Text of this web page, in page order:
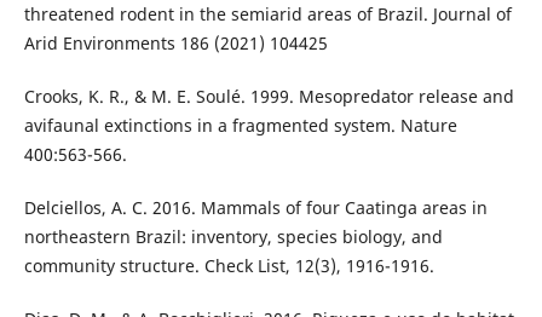
threatened rodent in the semiarid areas of Brazil. Journal of
Arid Environments 186 (2021) 104425
Crooks, K. R., & M. E. Soulé. 1999. Mesopredator release and
avifaunal extinctions in a fragmented system. Nature
400:563-566.
Delciellos, A. C. 2016. Mammals of four Caatinga areas in
northeastern Brazil: inventory, species biology, and
community structure. Check List, 12(3), 1916-1916.